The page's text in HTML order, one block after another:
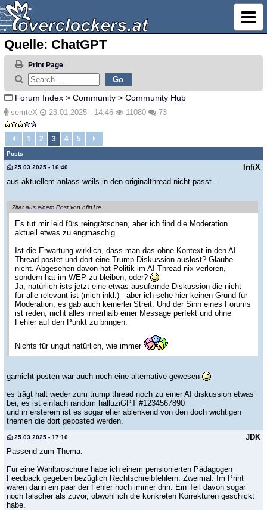
Quelle: ChatGPT
Print Page
Forum Index > Community > Community Hub
semteX 23.01.2025 - 14:46 11080 73
1 2 3 4 5
Posts
InfiX
25.03.2025 - 16:40
aus aktuellem anlass weils in den originalthread nicht passt...
Zitat aus einem Post von nfin1te
Es tut mir leid fürs reingrätschen, aber ich find die Moderation
aktuell etwas zu engmaschig.
Ist die Erwartung wirklich, dass man das ohne Kontext in den AI-
Thread postet und dort eine Trump-Diskussion auslöst? Glaube
nicht. Abgesehen davon hat Politik im AI-Thread nix verloren,
sondern hat im WEP zu bleiben, oder?
Ja, natürlich ists jetzt eine etwas ausufernde Diskussion die nicht
für alle relevant ist (mich inkl.) - aber ich sehe hier keinen Grund für
Moderation, es gab auch keinerlei Streit. Und der Sinn eines Forums
ist reden, nicht alles innerhalb einer Message perfekt und ohne
Fehler auf den Punkt zu bringen.
Nichts für ungut natürlich, wie immer
garnicht posten wär auch noch eine alternative gewesen
es trägt halt weder zum trump thread noch zu einer AI diskussion etwas
bei, es ist einfach random halluziGPT #1234567890
und in ersterem ist es sogar eher ablenkend von den doch wichtigen
themen die dort geposted werden.
JDK
25.03.2025 - 17:10
Passend zum Thema:
Für eine Wahlbroschüre habe ich einem pensionierten Pädagogen
Feedback gegeben bezüglich Rechtschreibfehlern. Zweimal. Im Print
waren dann ein paar der Fehler noch immer drin. Ein Teil davon sogar
noch falscher als zuvor, obwohl ich die konkreten Korrekturen geschickt
habe.